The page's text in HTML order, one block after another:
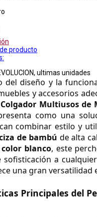
producto
ultimas unidades
del diseño y la
y accesorios
Multiusos de
como una
de bambú de alta
color blanco, este
a
una gran versatilidad
Principales del